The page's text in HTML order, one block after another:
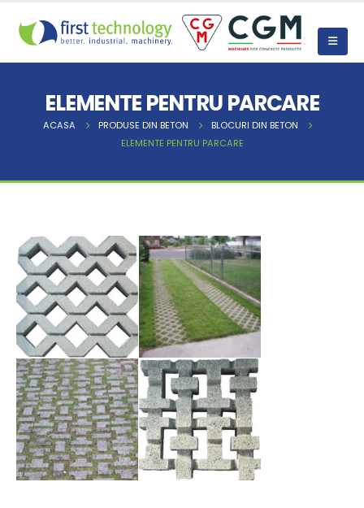
ELEMENTE PENTRU PARCARE
ACASA PRODUSE DIN BETON
BLOCURI DIN BETON
ELEMENTE PENTRU PARCARE